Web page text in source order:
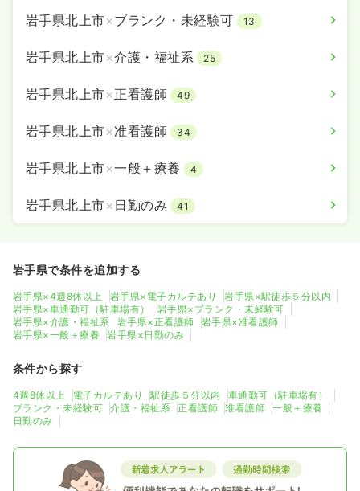
岩手県北上市×ブランク・未経験可 13
岩手県北上市×介護・福祉系 25
岩手県北上市×正看護師 49
岩手県北上市×准看護師 34
岩手県北上市×一般＋療養 4
岩手県北上市× 日勤のみ 41
岩手県で条件を追加する
岩手県×4週8休以上 岩手県×電子カルテあり
岩手県×駅徒歩５分以内
岩手県×車通勤可（駐車場有）
岩手県×ブランク・未経験可
岩手県×介護・福祉系
岩手県×正看護師
岩手県×准看護師
岩手県×一般＋療養
岩手県×日勤のみ
条件から探す
4週8休以上 電子カルテあり 駅徒歩５分以内
車通勤可（駐車場有）
ブランク・未経験可
介護・福祉系 正看護師 准看護師
一般＋療養
日勤のみ